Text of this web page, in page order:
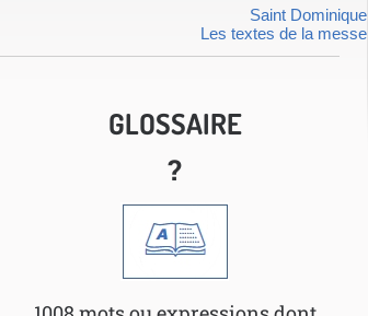
Saint Dominique
Les textes de la messe
GLOSSAIRE
?